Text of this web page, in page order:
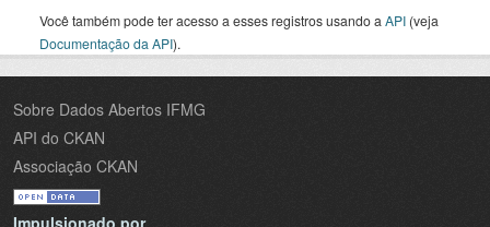
Você também pode ter acesso a esses registros usando a API (veja
Documentação da API).
Sobre Dados Abertos IFMG
API do CKAN
Associação CKAN
Impulsionado por